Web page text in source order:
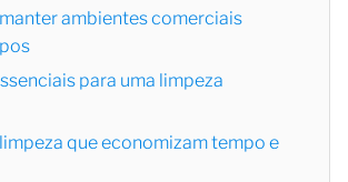
ambientes comerciais
para uma limpeza
que economizam tempo e